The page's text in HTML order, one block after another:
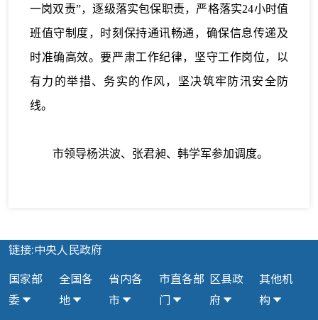
一岗双责”，逐级落实包保职责，严格落实24小时值
班值守制度，时刻保持通讯畅通，确保信息传递及
时准确高效。要严肃工作纪律，坚守工作岗位，以
有力的举措、务实的作风，坚决筑牢防汛安全防
线。
市领导杨洪波、张君昶、韩学军参加调度。
链接:中央人民政府
国家部
委
全国各
地
省内各
市
市直各部
门
区县政
府
其他机
构